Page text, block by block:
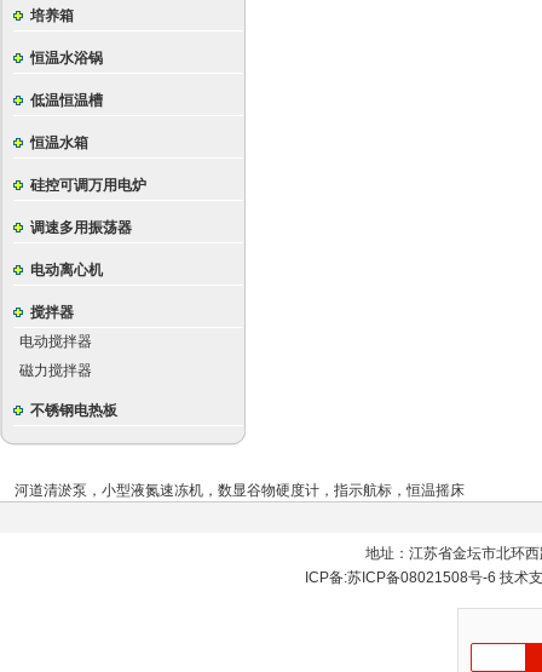
培养箱
恒温水浴锅
低温恒温槽
恒温水箱
硅控可调万用电炉
调速多用振荡器
电动离心机
搅拌器
电动搅拌器
磁力搅拌器
不锈钢电热板
河道清淤泵 ， 小型液氮速冻机 ， 数显谷物硬度计 ， 指示航标 ，恒温摇床
地址：江苏省金坛市北环
ICP备:苏ICP备08021508号-6 技术